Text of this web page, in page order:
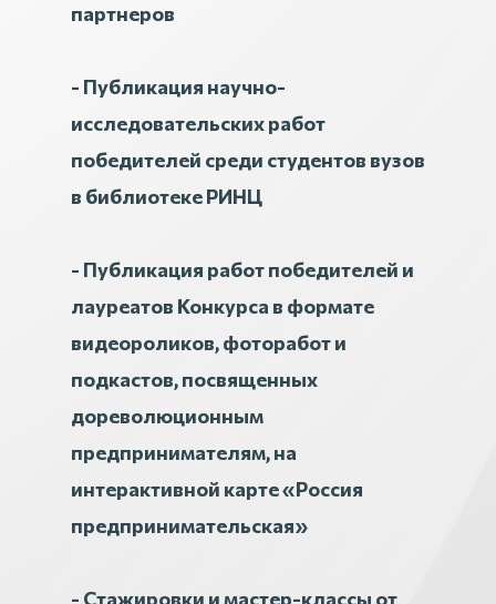
партнеров
- Публикация научно-
исследовательских работ
победителей среди студентов вузов
в библиотеке РИНЦ
- Публикация работ победителей и
лауреатов Конкурса в формате
видеороликов, фоторабот и
подкастов, посвященных
дореволюционным
предпринимателям, на
интерактивной карте «Россия
предпринимательская»
- Стажировки и мастер-классы от